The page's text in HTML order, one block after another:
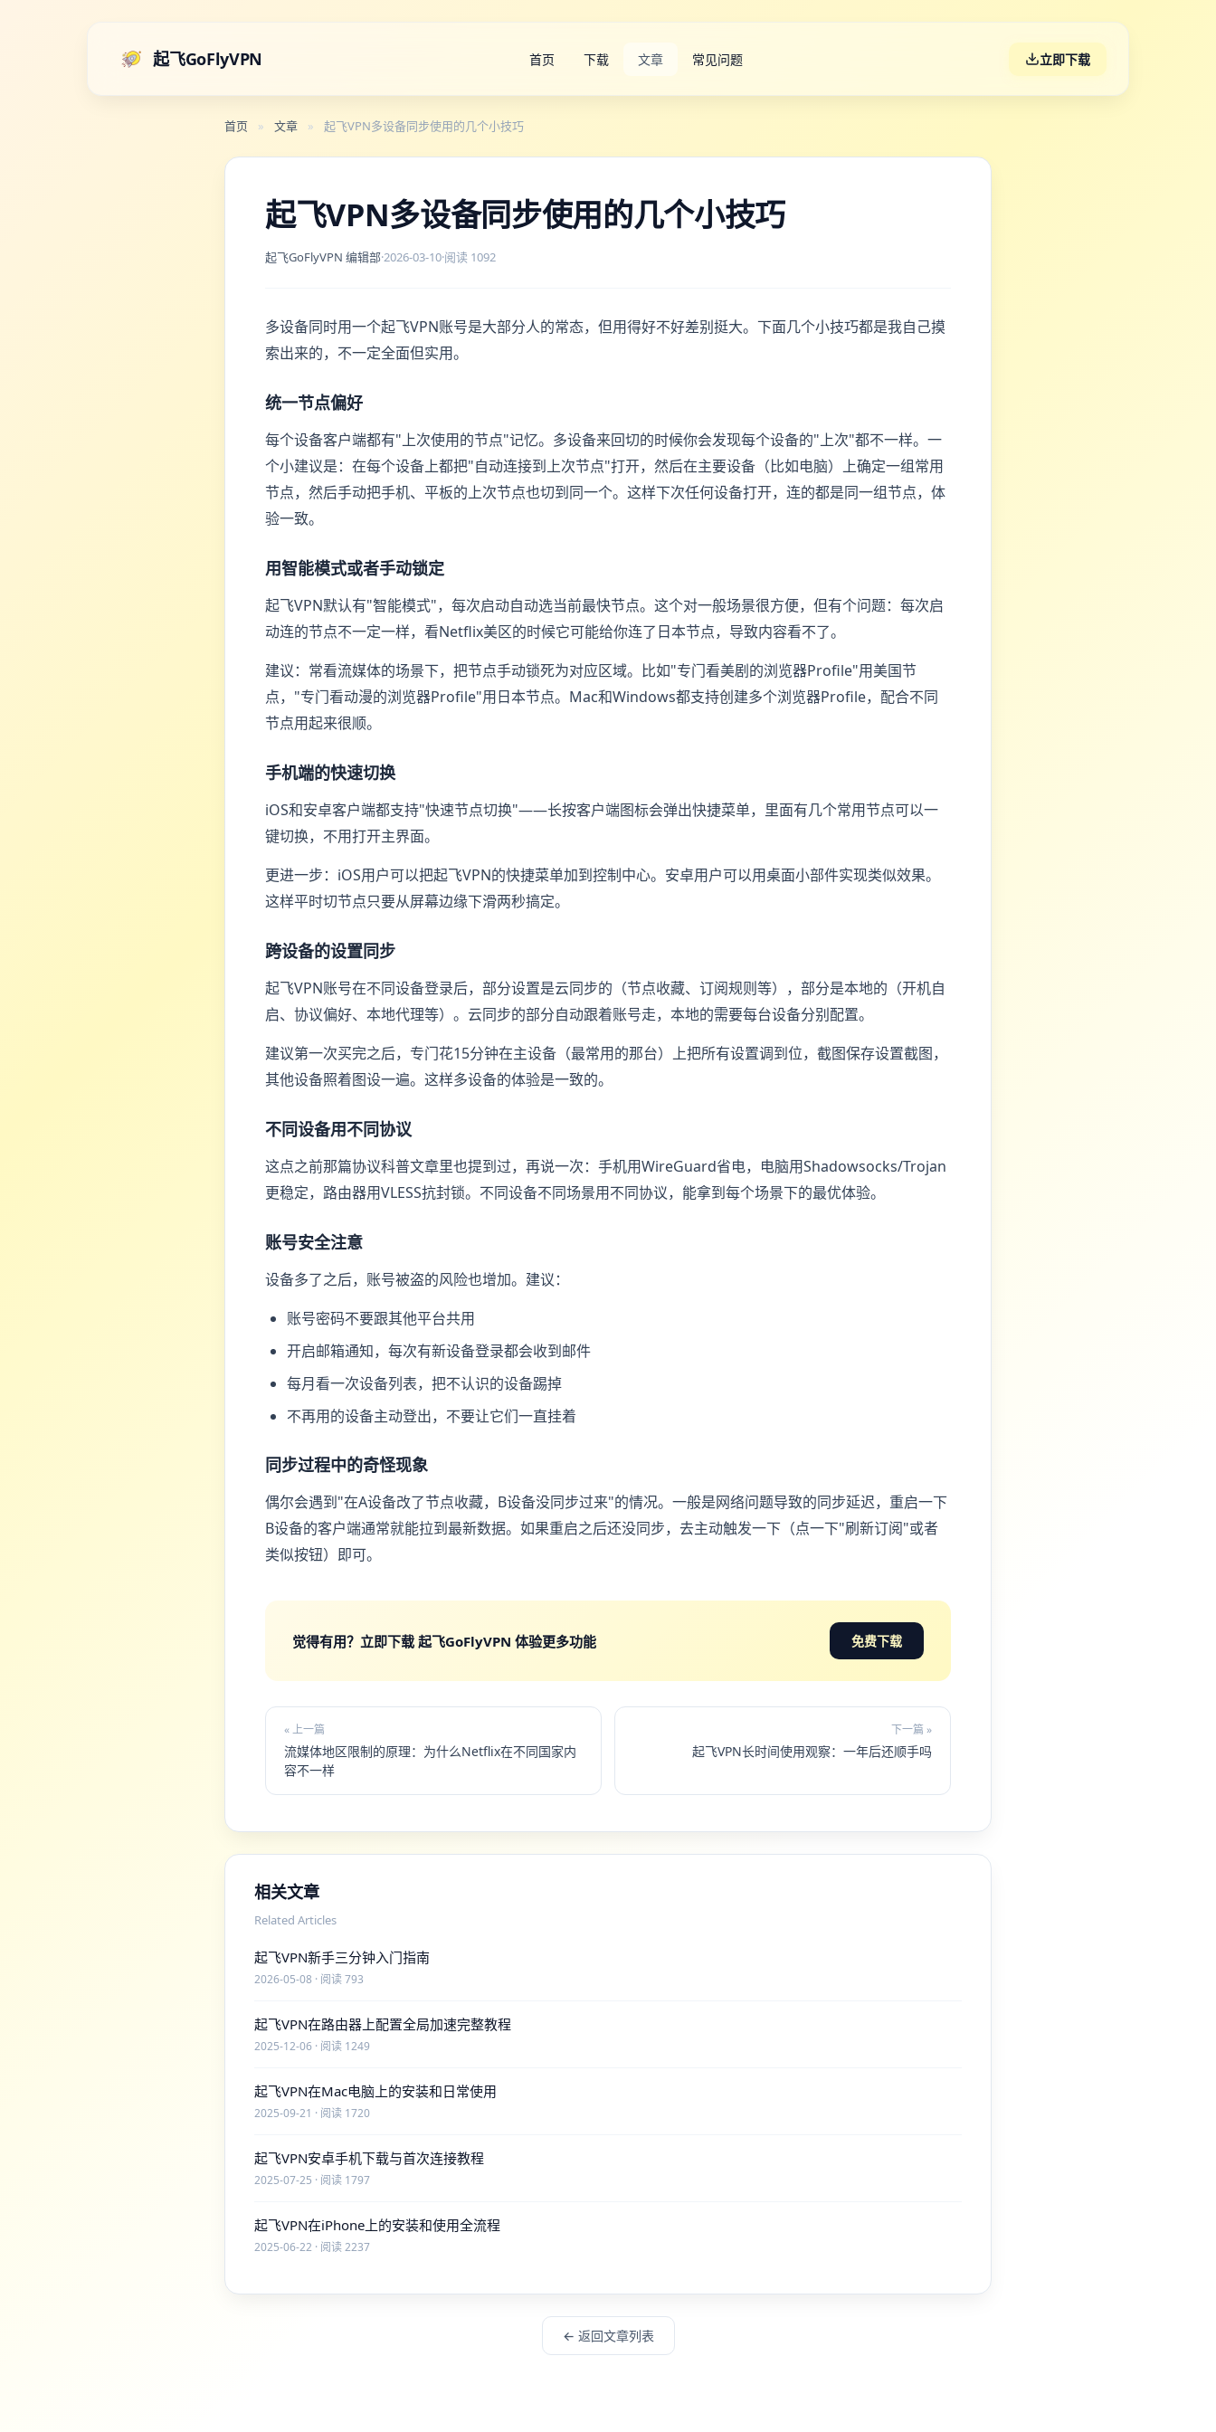
起飞GoFlyVPN 首页 下载 文章 常见问题 立即下载
首页 » 文章 » 起飞VPN多设备同步使用的几个小技巧
起飞VPN多设备同步使用的几个小技巧
起飞GoFlyVPN 编辑部·2026-03-10·阅读 1092
多设备同时用一个起飞VPN账号是大部分人的常态，但用得好不好差别挺大。下面几个小技巧都是我自己摸
索出来的，不一定全面但实用。
统一节点偏好
每个设备客户端都有"上次使用的节点"记忆。多设备来回切的时候你会发现每个设备的"上次"都不一样。一
个小建议是：在每个设备上都把"自动连接到上次节点"打开，然后在主要设备（比如电脑）上确定一组常用
节点，然后手动把手机、平板的上次节点也切到同一个。这样下次任何设备打开，连的都是同一组节点，体
验一致。
用智能模式或者手动锁定
起飞VPN默认有"智能模式"，每次启动自动选当前最快节点。这个对一般场景很方便，但有个问题：每次启
动连的节点不一定一样，看Netflix美区的时候它可能给你连了日本节点，导致内容看不了。
建议：常看流媒体的场景下，把节点手动锁死为对应区域。比如"专门看美剧的浏览器Profile"用美国节
点，"专门看动漫的浏览器Profile"用日本节点。Mac和Windows都支持创建多个浏览器Profile，配合不同
节点用起来很顺。
手机端的快速切换
iOS和安卓客户端都支持"快速节点切换"——长按客户端图标会弹出快捷菜单，里面有几个常用节点可以一
键切换，不用打开主界面。
更进一步：iOS用户可以把起飞VPN的快捷菜单加到控制中心。安卓用户可以用桌面小部件实现类似效果。
这样平时切节点只要从屏幕边缘下滑两秒搞定。
跨设备的设置同步
起飞VPN账号在不同设备登录后，部分设置是云同步的（节点收藏、订阅规则等），部分是本地的（开机自
启、协议偏好、本地代理等）。云同步的部分自动跟着账号走，本地的需要每台设备分别配置。
建议第一次买完之后，专门花15分钟在主设备（最常用的那台）上把所有设置调到位，截图保存设置截图，
其他设备照着图设一遍。这样多设备的体验是一致的。
不同设备用不同协议
这点之前那篇协议科普文章里也提到过，再说一次：手机用WireGuard省电，电脑用Shadowsocks/Trojan
更稳定，路由器用VLESS抗封锁。不同设备不同场景用不同协议，能拿到每个场景下的最优体验。
账号安全注意
设备多了之后，账号被盗的风险也增加。建议：
账号密码不要跟其他平台共用
开启邮箱通知，每次有新设备登录都会收到邮件
每月看一次设备列表，把不认识的设备踢掉
不再用的设备主动登出，不要让它们一直挂着
同步过程中的奇怪现象
偶尔会遇到"在A设备改了节点收藏，B设备没同步过来"的情况。一般是网络问题导致的同步延迟，重启一下
B设备的客户端通常就能拉到最新数据。如果重启之后还没同步，去主动触发一下（点一下"刷新订阅"或者
类似按钮）即可。
觉得有用？立即下载 起飞GoFlyVPN 体验更多功能 免费下载
« 上一篇
流媒体地区限制的原理：为什么Netflix在不同国家内
容不一样
下一篇 »
起飞VPN长时间使用观察：一年后还顺手吗
相关文章
Related Articles
起飞VPN新手三分钟入门指南
2026-05-08 · 阅读 793
起飞VPN在路由器上配置全局加速完整教程
2025-12-06 · 阅读 1249
起飞VPN在Mac电脑上的安装和日常使用
2025-09-21 · 阅读 1720
起飞VPN安卓手机下载与首次连接教程
2025-07-25 · 阅读 1797
起飞VPN在iPhone上的安装和使用全流程
2025-06-22 · 阅读 2237
← 返回文章列表